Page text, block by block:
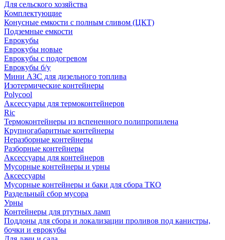
Для сельского хозяйства
Комплектующие
Конусные емкости с полным сливом (ЦКТ)
Подземные емкости
Еврокубы
Еврокубы новые
Еврокубы с подогревом
Еврокубы б/у
Мини АЗС для дизельного топлива
Изотермические контейнеры
Polycool
Аксессуары для термоконтейнеров
Ric
Термоконтейнеры из вспененного полипропилена
Крупногабаритные контейнеры
Неразборные контейнеры
Разборные контейнеры
Аксессуары для контейнеров
Мусорные контейнеры и урны
Аксессуары
Мусорные контейнеры и баки для сбора ТКО
Раздельный сбор мусора
Урны
Контейнеры для ртутных ламп
Поддоны для сбора и локализации проливов под канистры,
бочки и еврокубы